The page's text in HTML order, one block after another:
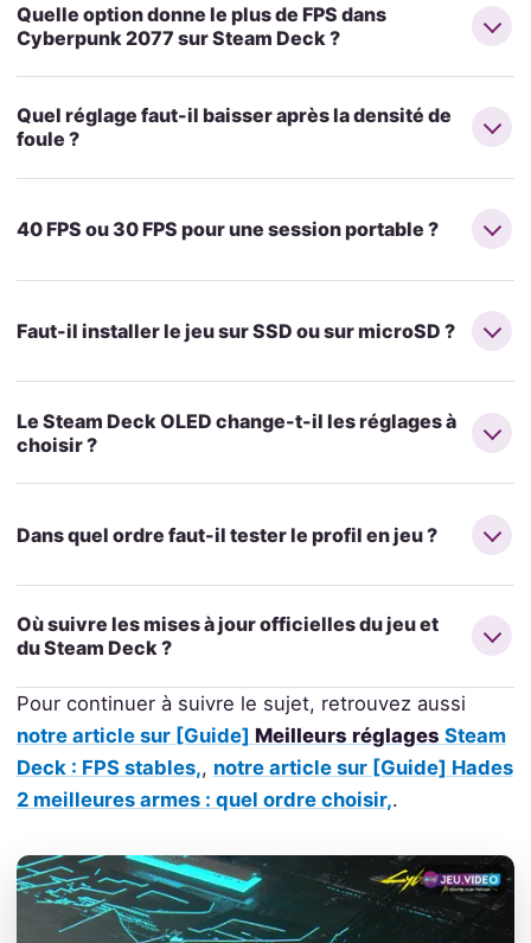
Quelle option donne le plus de FPS dans
Cyberpunk 2077 sur Steam Deck ?
Quel réglage faut-il baisser après la densité de
foule ?
40 FPS ou 30 FPS pour une session portable ?
Faut-il installer le jeu sur SSD ou sur microSD ?
Le Steam Deck OLED change-t-il les réglages à
choisir ?
Dans quel ordre faut-il tester le profil en jeu ?
Où suivre les mises à jour officielles du jeu et
du Steam Deck ?
Pour continuer à suivre le sujet, retrouvez aussi
notre article sur [Guide] Meilleurs réglages Steam
Deck : FPS stables,, notre article sur [Guide] Hades
2 meilleures armes : quel ordre choisir,.